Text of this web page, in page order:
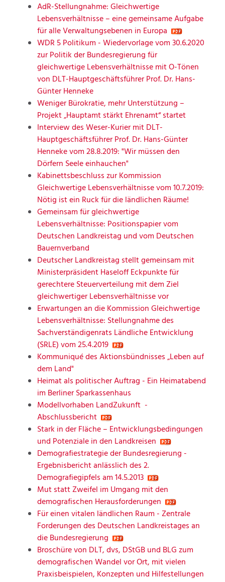
AdR-Stellungnahme: Gleichwertige
Lebensverhältnisse – eine gemeinsame Aufgabe
für alle Verwaltungsebenen in Europa
WDR 5 Politikum - Wiedervorlage vom 30.6.2020
zur Politik der Bundesregierung für
gleichwertige Lebensverhältnisse mit O-Tönen
von DLT-Hauptgeschäftsführer Prof. Dr. Hans-
Günter Henneke
Weniger Bürokratie, mehr Unterstützung –
Projekt „Hauptamt stärkt Ehrenamt“ startet
Interview des Weser-Kurier mit DLT-
Hauptgeschäftsführer Prof. Dr. Hans-Günter
Henneke vom 28.8.2019: "Wir müssen den
Dörfern Seele einhauchen"
Kabinettsbeschluss zur Kommission
Gleichwertige Lebensverhältnisse vom 10.7.2019:
Nötig ist ein Ruck für die ländlichen Räume!
Gemeinsam für gleichwertige
Lebensverhältnisse: Positionspapier vom
Deutschen Landkreistag und vom Deutschen
Bauernverband
Deutscher Landkreistag stellt gemeinsam mit
Ministerpräsident Haseloff Eckpunkte für
gerechtere Steuerverteilung mit dem Ziel
gleichwertiger Lebensverhältnisse vor
Erwartungen an die Kommission Gleichwertige
Lebensverhältnisse: Stellungnahme des
Sachverständigenrats Ländliche Entwicklung
(SRLE) vom 25.4.2019
Kommuniqué des Aktionsbündnisses „Leben auf
dem Land"
Heimat als politischer Auftrag - Ein Heimatabend
im Berliner Sparkassenhaus
Modellvorhaben LandZukunft -
Abschlussbericht
Stark in der Fläche – Entwicklungsbedingungen
und Potenziale in den Landkreisen
Demografiestrategie der Bundesregierung -
Ergebnisbericht anlässlich des 2.
Demografiegipfels am 14.5.2013
Mut statt Zweifel im Umgang mit den
demografischen Herausforderungen
Für einen vitalen ländlichen Raum - Zentrale
Forderungen des Deutschen Landkreistages an
die Bundesregierung
Broschüre von DLT, dvs, DStGB und BLG zum
demografischen Wandel vor Ort, mit vielen
Praxisbeispielen, Konzepten und Hilfestellungen